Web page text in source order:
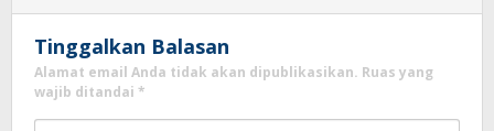
Tinggalkan Balasan
Alamat email Anda tidak akan dipublikasikan. Ruas yang
wajib ditandai *